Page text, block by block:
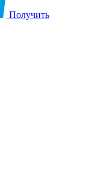
Получить